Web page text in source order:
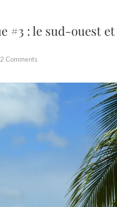
#3 : le sud-ouest et
Comments